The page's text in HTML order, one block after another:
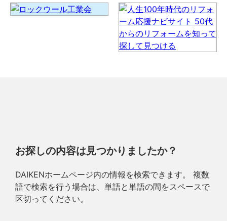
お探しの内容は見つかりましたか？
DAIKENホームページ内の情報を検索できます。 複数
語で検索を行う場合は、単語と単語の間をスペースで
区切ってください。